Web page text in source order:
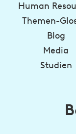
Human
Themen-
Blog
Media
Studien